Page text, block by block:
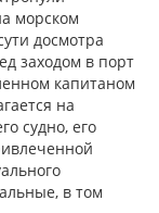
морском
досмотра
заходом в порт
капитаном
на
судно, его
в том